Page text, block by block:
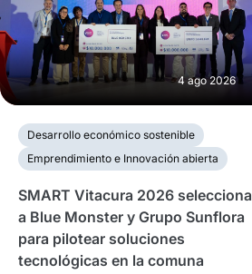
4 ago 2026
Desarrollo económico sostenible
Emprendimiento e Innovación abierta
SMART Vitacura 2026 selecciona
a Blue Monster y Grupo Sunflora
para pilotear soluciones
tecnológicas en la comuna